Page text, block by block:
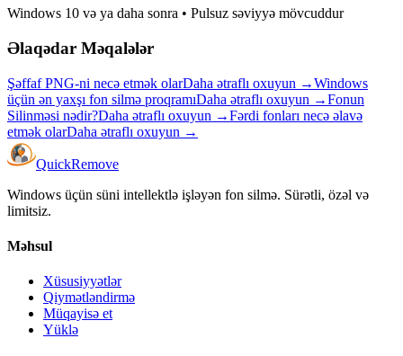
Windows 10 və ya daha sonra • Pulsuz səviyyə mövcuddur
Əlaqədar Məqalələr
Şəffaf PNG-ni necə etmək olarDaha ətraflı oxuyun →Windows
üçün ən yaxşı fon silmə proqramıDaha ətraflı oxuyun →Fonun
Silinməsi nədir?Daha ətraflı oxuyun →Fərdi fonları necə əlavə
etmək olarDaha ətraflı oxuyun →
QuickRemove
Windows üçün süni intellektlə işləyən fon silmə. Sürətli, özəl və
limitsiz.
Məhsul
Xüsusiyyətlər
Qiymətləndirmə
Müqayisə et
Yüklə